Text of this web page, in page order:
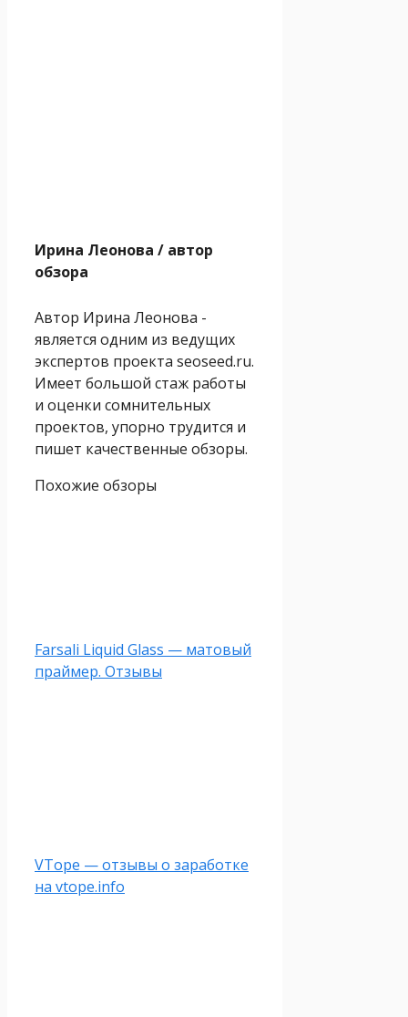
Ирина Леонова / автор
обзора
Автор Ирина Леонова -
является одним из ведущих
экспертов проекта seoseed.ru.
Имеет большой стаж работы
и оценки сомнительных
проектов, упорно трудится и
пишет качественные обзоры.
Похожие обзоры
Farsali Liquid Glass — матовый
праймер. Отзывы
VTope — отзывы о заработке
на vtope.info